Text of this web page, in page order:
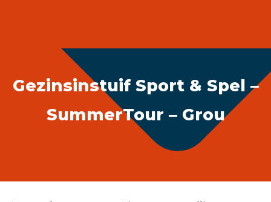
Gezinsinstuif Sport & Spel –
SummerTour – Grou